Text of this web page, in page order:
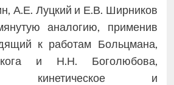
А.Е. Луцкий и Е.В. Ширников
аналогию, применив
к работам Больцмана,
и Н.Н. Боголюбова,
кинетическое и